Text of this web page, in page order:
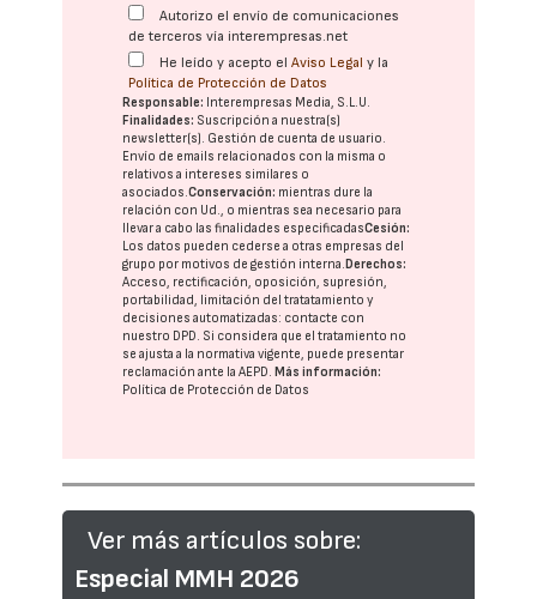
Autorizo el envío de comunicaciones
de terceros vía interempresas.net
He leído y acepto elAviso Legal y la
Política de Protección de Datos
Responsable: Interempresas Media, S.L.U.
Finalidades: Suscripción a nuestra(s)
newsletter(s). Gestión de cuenta de usuario.
Envío de emails relacionados con la misma o
relativos a intereses similares o
asociados.Conservación: mientras dure la
relación con Ud., o mientras sea necesario para
llevar a cabo las finalidades especificadasCesión:
Los datos pueden cederse a otras empresas del
grupo por motivos de gestión interna.Derechos:
Acceso, rectificación, oposición, supresión,
portabilidad, limitación del tratatamiento y
decisiones automatizadas: contacte con
nuestro DPD. Si considera que el tratamiento no
se ajusta a la normativa vigente, puede presentar
reclamación ante laAEPD.Más información:
Política de Protección de Datos
Ver más artículos sobre:
Especial MMH 2026